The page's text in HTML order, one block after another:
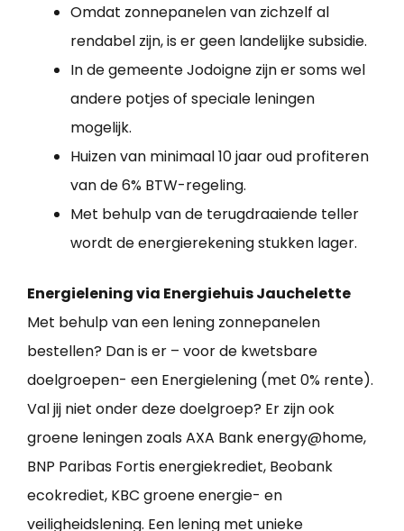
Omdat zonnepanelen van zichzelf al
rendabel zijn, is er geen landelijke subsidie.
In de gemeente Jodoigne zijn er soms wel
andere potjes of speciale leningen
mogelijk.
Huizen van minimaal 10 jaar oud profiteren
van de 6% BTW-regeling.
Met behulp van de terugdraaiende teller
wordt de energierekening stukken lager.
Energielening via Energiehuis Jauchelette
Met behulp van een lening zonnepanelen
bestellen? Dan is er – voor de kwetsbare
doelgroepen- een Energielening (met 0% rente).
Val jij niet onder deze doelgroep? Er zijn ook
groene leningen zoals AXA Bank energy@home,
BNP Paribas Fortis energiekrediet, Beobank
ecokrediet, KBC groene energie- en
veiligheidslening. Een lening met unieke